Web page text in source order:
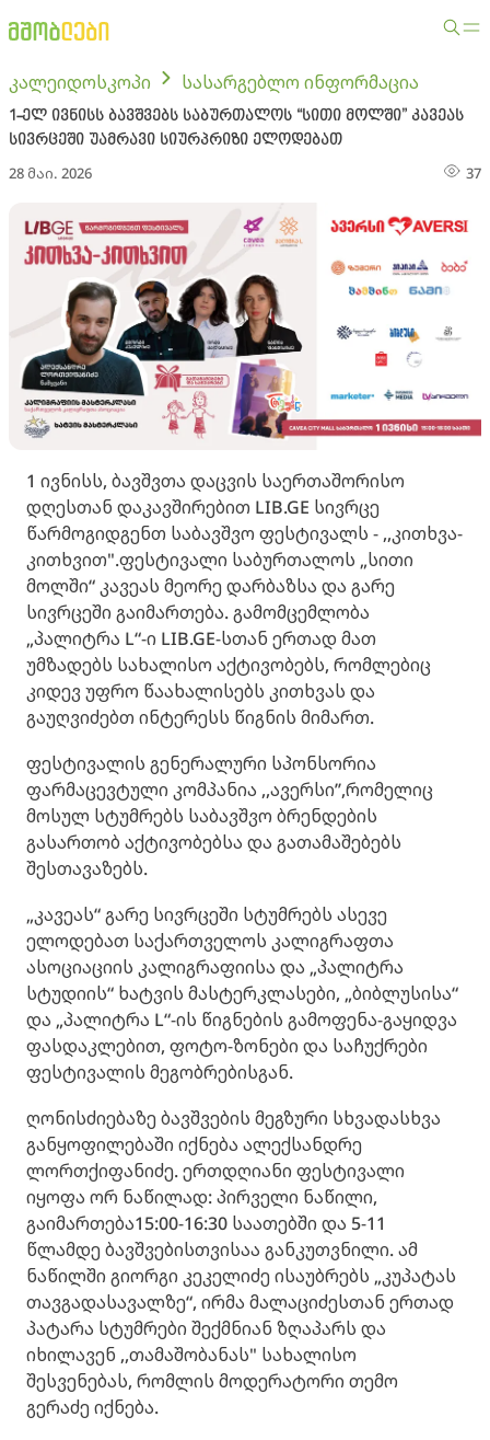
კალეიდოსკოპი სასარგებლო ინფორმაცია
1-ელ ივნისს ბავშვებს საბურთალოს “სითი მოლში” კავეას
სივრცეში უამრავი სიურპრიზი ელოდებათ
28 მაი. 2026 37
1 ივნისს, ბავშვთა დაცვის საერთაშორისო
დღესთან დაკავშირებით LIB.GE სივრცე
წარმოგიდგენთ საბავშვო ფესტივალს - ,,კითხვა-
კითხვით".ფესტივალი საბურთალოს „სითი
მოლში“ კავეას მეორე დარბაზსა და გარე
სივრცეში გაიმართება. გამომცემლობა
„პალიტრა L“-ი LIB.GE-სთან ერთად მათ
უმზადებს სახალისო აქტივობებს, რომლებიც
კიდევ უფრო წაახალისებს კითხვას და
გაუღვიძებთ ინტერესს წიგნის მიმართ.
ფესტივალის გენერალური სპონსორია
ფარმაცევტული კომპანია ,,ავერსი’’,რომელიც
მოსულ სტუმრებს საბავშვო ბრენდების
გასართობ აქტივობებსა და გათამაშებებს
შესთავაზებს.
„კავეას“ გარე სივრცეში სტუმრებს ასევე
ელოდებათ საქართველოს კალიგრაფთა
ასოციაციის კალიგრაფიისა და „პალიტრა
სტუდიის“ ხატვის მასტერკლასები, „ბიბლუსისა“
და „პალიტრა L“-ის წიგნების გამოფენა-გაყიდვა
ფასდაკლებით, ფოტო-ზონები და საჩუქრები
ფესტივალის მეგობრებისგან.
ღონისძიებაზე ბავშვების მეგზური სხვადასხვა
განყოფილებაში იქნება ალექსანდრე
ლორთქიფანიძე. ერთდღიანი ფესტივალი
იყოფა ორ ნაწილად: პირველი ნაწილი,
გაიმართება15:00-16:30 საათებში და 5-11
წლამდე ბავშვებისთვისაა განკუთვნილი. ამ
ნაწილში გიორგი კეკელიძე ისაუბრებს „კუპატას
თავგადასავალზე“, ირმა მალაციძესთან ერთად
პატარა სტუმრები შექმნიან ზღაპარს და
იხილავენ ,,თამაშობანას" სახალისო
შესვენებას, რომლის მოდერატორი თემო
გერაძე იქნება.